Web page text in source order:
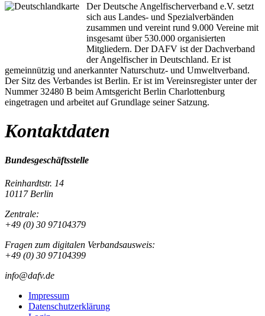
Der Deutsche Angelfischerverband e.V. setzt
sich aus Landes- und Spezialverbänden
zusammen und vereint rund 9.000 Vereine mit
insgesamt über 530.000 organisierten
Mitgliedern. Der DAFV ist der Dachverband
der Angelfischer in Deutschland. Er ist
gemeinnützig und anerkannter Naturschutz- und Umweltverband.
Der Sitz des Verbandes ist Berlin. Er ist im Vereinsregister unter der
Nummer 32480 B beim Amtsgericht Berlin Charlottenburg
eingetragen und arbeitet auf Grundlage seiner Satzung.
Kontaktdaten
Bundesgeschäftsstelle
Reinhardtstr. 14
10117 Berlin
Zentrale:
+49 (0) 30 97104379
Fragen zum digitalen Verbandsausweis:
+49 (0) 30 97104399
info@dafv.de
Impressum
Datenschutzerklärung